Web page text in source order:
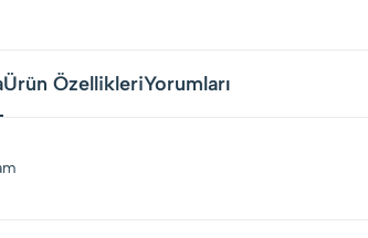
Ürün ÖzellikleriYorumları